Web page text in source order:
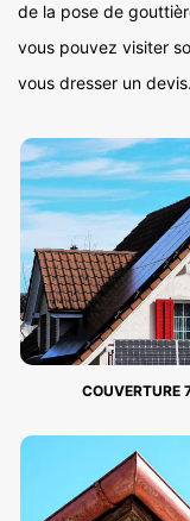
de la pose de
vous pouvez visiter
vous dresser un devis.
COUVERTURE